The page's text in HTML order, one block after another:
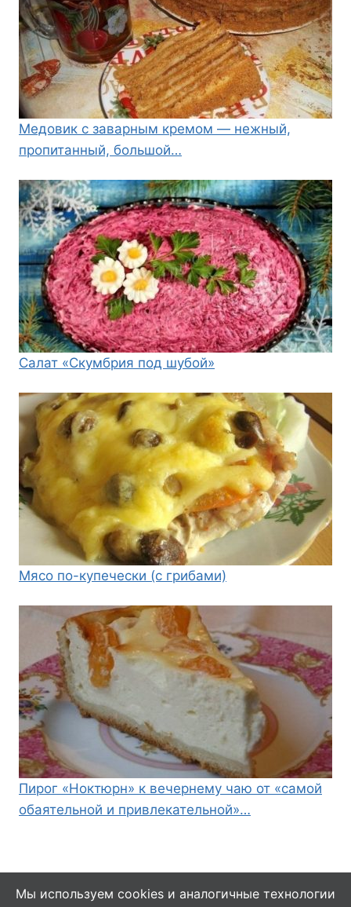
Медовик с заварным кремом — нежный,
пропитанный, большой…
Салат «Скумбрия под шубой»
Мясо по-купечески (с грибами)
Пирог «Ноктюрн» к вечернему чаю от «самой
обаятельной и привлекательной»…
Мы используем cookies и аналогичные технологии